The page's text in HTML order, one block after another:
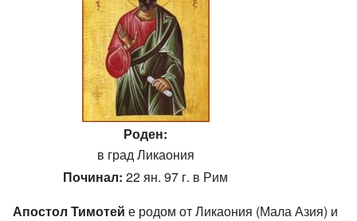
Роден:
в град Ликаония
Починал: 22 ян. 97 г. в Рим
Апостол Тимотей е родом от Ликаония (Мала Азия) и